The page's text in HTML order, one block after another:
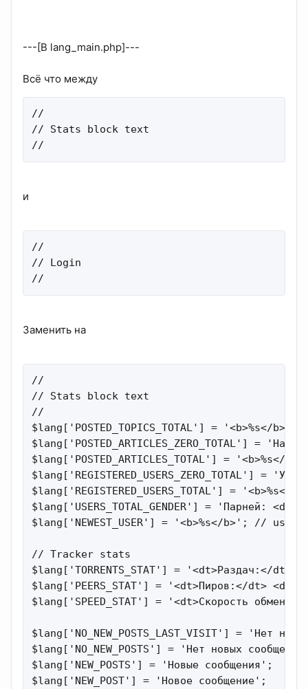
---[В lang_main.php]---
Всё что между
//
// Stats block text
//
и
//
// Login
//
Заменить на
//
// Stats block text
//
$lang['POSTED_TOPICS_TOTAL'] = '<b>%s</
$lang['POSTED_ARTICLES_ZERO_TOTAL'] =
$lang['POSTED_ARTICLES_TOTAL'] =
$lang['REGISTERED_USERS_ZERO_TOTAL'] =
$lang['REGISTERED_USERS_TOTAL'] =
$lang['USERS_TOTAL_GENDER'] = 'Парней:
$lang['NEWEST_USER'] = '<b>%s</b>'; //
// Tracker stats
$lang['TORRENTS_STAT'] = '<dt>Раздач:</
$lang['PEERS_STAT'] = '<dt>Пиров:</dt>
$lang['SPEED_STAT'] = '<dt>Скорость
$lang['NO_NEW_POSTS_LAST_VISIT'] = 'Нет
$lang['NO_NEW_POSTS'] = 'Нет новых
$lang['NEW_POSTS'] = 'Новые сообщения';
$lang['NEW_POST'] = 'Новое сообщение';